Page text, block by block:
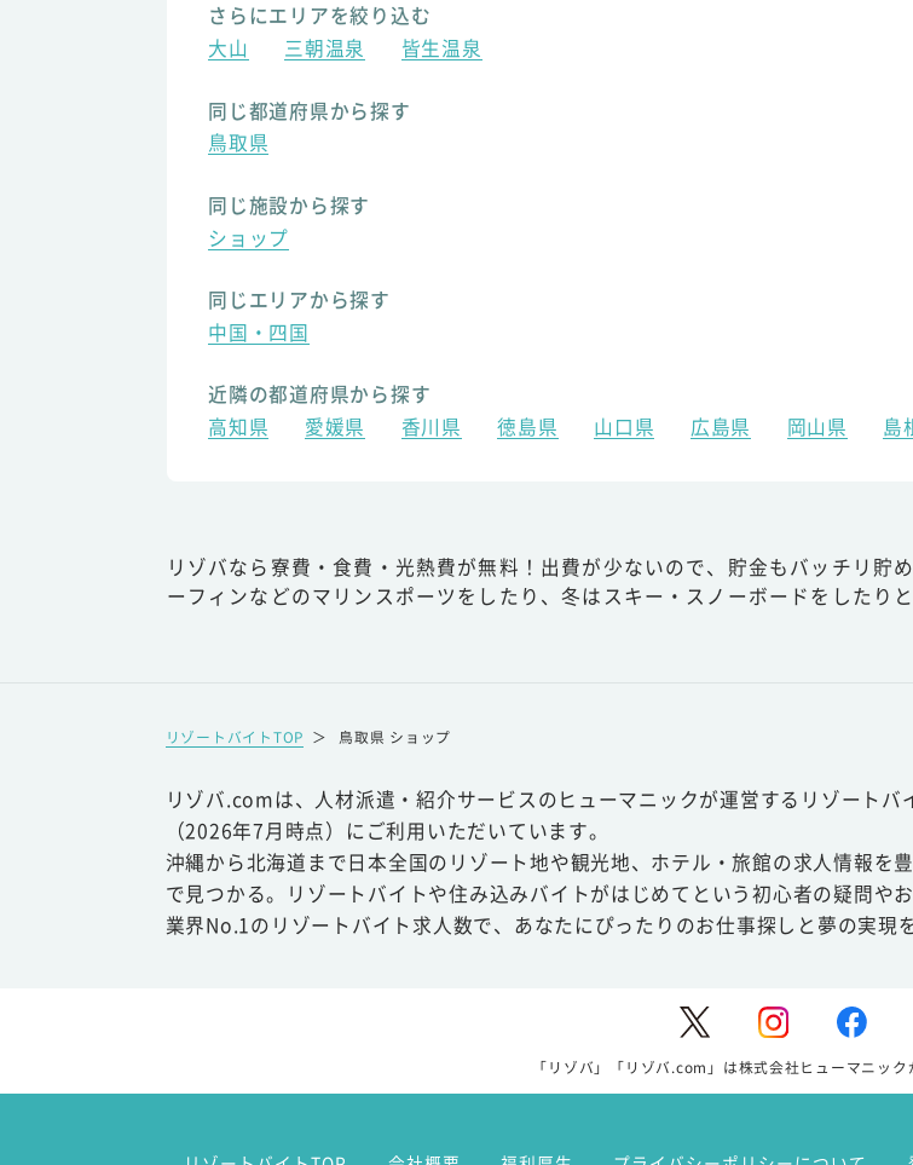
さらにエリアを絞り込む
大山
三朝温泉 皆生温泉
同じ都道府県から探す
鳥取県
同じ施設から探す
ショップ
同じエリアから探す
中国・四国
近隣の都道府県から探す
高知県
愛媛県 香川県 徳島県 山口県 広島県 岡山県 島
リゾバなら寮費・食費・光熱費が無料！出費が少ないので、貯金もバッチリ貯
ーフィンなどのマリンスポーツをしたり、冬はスキー・スノーボードをしたり
リゾートバイトTOP ＞ 鳥取県 ショップ
リゾバ.comは、人材派遣・紹介サービスのヒューマニックが運営するリゾート
（2026年7月時点）にご利用いただいています。
沖縄から北海道まで日本全国のリゾート地や観光地、ホテル・旅館の求人情報を
で見つかる。リゾートバイトや住み込みバイトがはじめてという初心者の疑問や
業界No.1のリゾートバイト求人数で、あなたにぴったりのお仕事探しと夢の実現
「リゾバ」「リゾバ.com」は株式会社ヒューマニック